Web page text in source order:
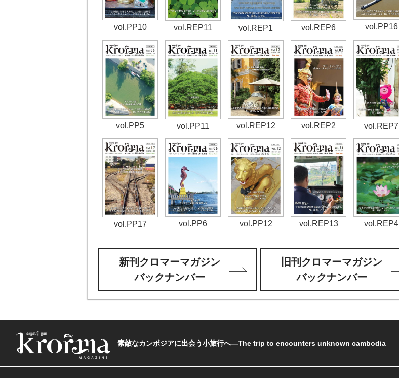
vol.PP10 vol.REP11 vol.REP1 vol.REP6 vol.PP16
vol.PP5 vol.PP11 vol.REP12 vol.REP2 vol.REP7
vol.PP17 vol.PP6 vol.PP12 vol.REP13 vol.REP4
新刊クロマーマガジン
バックナンバー
旧刊クロマーマガジン
バックナンバー
素敵なカンボジアに出会う小旅行へ―The trip to encounters unknown cambodia